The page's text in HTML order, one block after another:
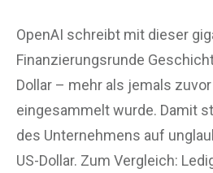
OpenAI schreibt mit dieser
Finanzierungsrunde
Dollar – mehr als jemals
eingesammelt wurde. Damit
des Unternehmens auf
US-Dollar. Zum Vergleich: